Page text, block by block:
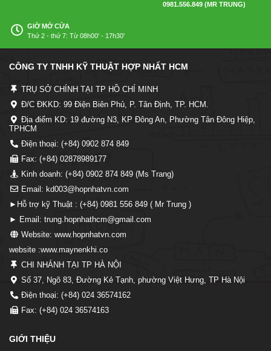
0981.556.849 (MR TRUNG)
GIỜ MỞ CỬA
Thứ 2 - thứ 7: Từ 08h00' - 17h30'
CÔNG TY TNHH KỸ THUẬT HỢP NHẤT HCM
TRỤ SỞ CHÍNH TẠI TP HỒ CHÍ MINH
Đ/C ĐKKD: 99 Điện Biên Phủ, P. Tân Định, TP. HCM.
Địa điểm KD: 19 đường N3, KP Đông An, Phường Tân Đông Hiệp,
TPHCM
Điện thoại: (+84) 0902 874 849
Fax: (+84) 02878989177
Kinh doanh: (+84) 0902 874 849 (Ms Trang)
Email: kd003@hopnhatvn.com
►Hỗ trợ kỹ Thuật : (+84) 0981 556 849 ( Mr Trung )
► Email: trung.hopnhathcm@gmail.com
Website: www.hopnhatvn.com
website :www.maynenkhi.co
CHI NHÁNH TẠI TP HÀ NỘI
Số 37, Ngõ 83, Đường Kẻ Tạnh, phường Việt Hưng, TP Hà Nội
Điện thoại: (+84) 024 36574162
Fax: (+84) 024 36574163
GIỚI THIỆU